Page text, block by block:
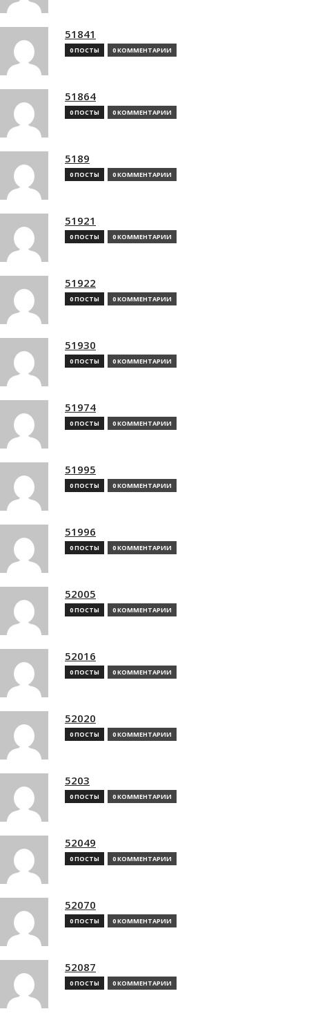
51841
0 ПОСТЫ 0 КОММЕНТАРИИ
51864
0 ПОСТЫ 0 КОММЕНТАРИИ
5189
0 ПОСТЫ 0 КОММЕНТАРИИ
51921
0 ПОСТЫ 0 КОММЕНТАРИИ
51922
0 ПОСТЫ 0 КОММЕНТАРИИ
51930
0 ПОСТЫ 0 КОММЕНТАРИИ
51974
0 ПОСТЫ 0 КОММЕНТАРИИ
51995
0 ПОСТЫ 0 КОММЕНТАРИИ
51996
0 ПОСТЫ 0 КОММЕНТАРИИ
52005
0 ПОСТЫ 0 КОММЕНТАРИИ
52016
0 ПОСТЫ 0 КОММЕНТАРИИ
52020
0 ПОСТЫ 0 КОММЕНТАРИИ
5203
0 ПОСТЫ 0 КОММЕНТАРИИ
52049
0 ПОСТЫ 0 КОММЕНТАРИИ
52070
0 ПОСТЫ 0 КОММЕНТАРИИ
52087
0 ПОСТЫ 0 КОММЕНТАРИИ